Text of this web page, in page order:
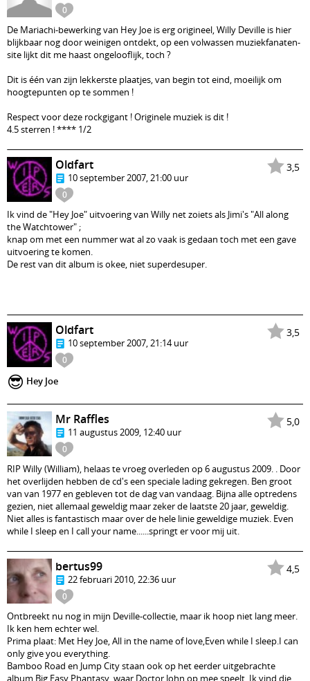
0
De Mariachi-bewerking van Hey Joe is erg origineel, Willy Deville is hier
blijkbaar nog door weinigen ontdekt, op een volwassen muziekfanaten-
site lijkt dit me haast ongelooflijk, toch ?
Dit is één van zijn lekkerste plaatjes, van begin tot eind, moeilijk om
hoogtepunten op te sommen !
Respect voor deze rockgigant ! Originele muziek is dit !
4.5 sterren ! **** 1/2
3,5
0
Oldfart
10 september 2007, 21:00 uur
Ik vind de "Hey Joe" uitvoering van Willy net zoiets als Jimi's "All along
the Watchtower" ;
knap om met een nummer wat al zo vaak is gedaan toch met een gave
uitvoering te komen.
De rest van dit album is okee, niet superdesuper.
3,5
0
Oldfart
10 september 2007, 21:14 uur
😎 Hey Joe
5,0
0
Mr Raffles
11 augustus 2009, 12:40 uur
RIP Willy (William), helaas te vroeg overleden op 6 augustus 2009. . Door
het overlijden hebben de cd's een speciale lading gekregen. Ben groot
van van 1977 en gebleven tot de dag van vandaag. Bijna alle optredens
gezien, niet allemaal geweldig maar zeker de laatste 20 jaar, geweldig.
Niet alles is fantastisch maar over de hele linie geweldige muziek. Even
while I sleep en I call your name......springt er voor mij uit.
4,5
0
bertus99
22 februari 2010, 22:36 uur
Ontbreekt nu nog in mijn Deville-collectie, maar ik hoop niet lang meer.
Ik ken hem echter wel.
Prima plaat: Met Hey Joe, All in the name of love,Even while I sleep.I can
only give you everything.
Bamboo Road en Jump City staan ook op het eerder uitgebrachte
album Big Easy Phantasy, waar Doctor John op mee speelt. Ik vind die